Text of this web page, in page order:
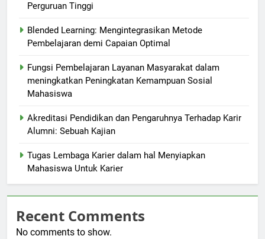
Perguruan Tinggi
Blended Learning: Mengintegrasikan Metode
Pembelajaran demi Capaian Optimal
Fungsi Pembelajaran Layanan Masyarakat dalam
meningkatkan Peningkatan Kemampuan Sosial
Mahasiswa
Akreditasi Pendidikan dan Pengaruhnya Terhadap Karir
Alumni: Sebuah Kajian
Tugas Lembaga Karier dalam hal Menyiapkan
Mahasiswa Untuk Karier
Recent Comments
No comments to show.